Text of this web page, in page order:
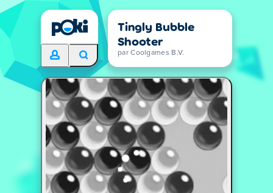
Tingly Bubble
Shooter
par Coolgames B.V.